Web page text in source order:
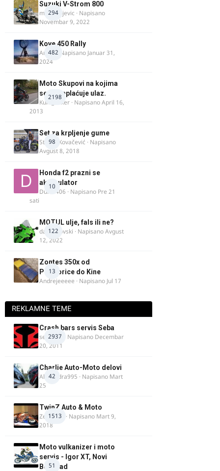
294
Suzuki V-Strom 800
m.milivojevic · Napisano
Novembar 9, 2022
482
Kove 450 Rally
AnteK· Napisano Januar 31,
2024
2198
Moto Skupovi na kojima
se ne naplaćuje ulaz.
Kum_Mixer · NapisanoApril 16,
2013
98
Set za krpljenje gume
Stefan Kovačević · Napisano
Avgust 8, 2018
10
Honda f2 prazni se
akomulator
Dule1406 · Napisano Pre 21
sati
122
MOTUL ulje, fals ili ne?
dalipopovski · NapisanoAvgust
12, 2022
13
Zontes 350x od
Podgorice do Kine
Andrejeeeee · Napisano Jul 17
REKLAMNE TEME
2937
Crash bars servis Seba
seba011 · Napisano Decembar
20, 2011
42
Charlie Auto-Moto delovi
Alexandra995 · Napisano Mart
25
1513
TwinZ Auto & Moto
Zeljkamp · Napisano Mart 9,
2018
51
Moto vulkanizer i moto
servis - Igor XT, Novi
Beograd